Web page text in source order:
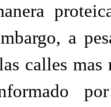
a
calles mas